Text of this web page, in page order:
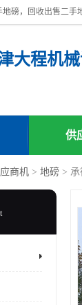
大程机
供
商机 > 地磅 > 承